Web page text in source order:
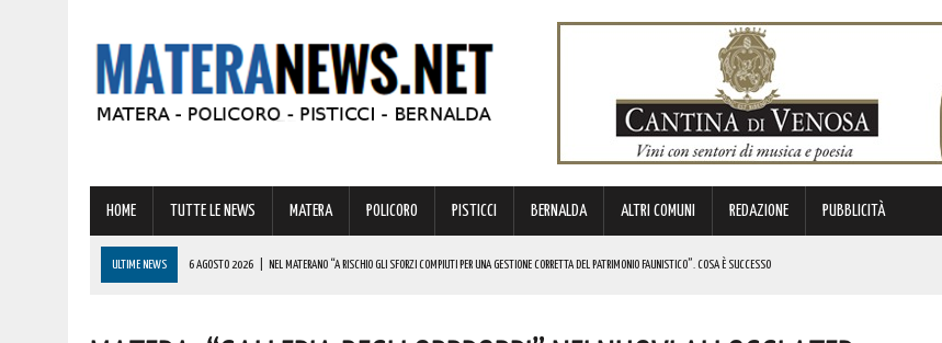
HOME TUTTE LE NEWS MATERA POLICORO PISTICCI BERNALDA ALTRI COMUNI REDAZIONE PUBBLICITÀ
ULTIME NEWS 6 AGOSTO 2026 NEL MATERANO “A RISCHIO GLI SFORZI COMPIUTI PER UNA GESTIONE CORRETTA DEL PATRIMONIO FAUNISTICO”. COSA È SUCCESSO
MATERA: “LO STUDENTATO UNIVERSITARIO RISCHIA DI DIVENTARE L’ENNESIMA OPERA ANNUNCIATA TANTE VOLTE MA ANCORA NON DISPONIBILE”. LA DENUNCIA